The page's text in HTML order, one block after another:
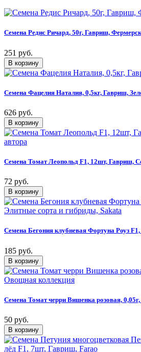
Семена Редис Ричард, 50г, Гавриш,
251 руб.
Семена Фацелия Наталия, 0,5кг, Гавриш,
626 руб.
Семена Томат Леопольд F1, 12шт, Гавриш,
72 руб.
Семена Бегония клубневая Фортуна Роуз
185 руб.
Семена Томат черри Вишенка розовая,
50 руб.